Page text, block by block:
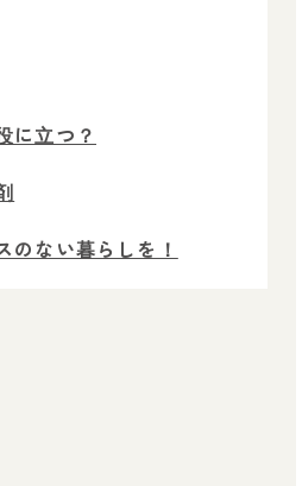
に立つ？
のない暮らしを！